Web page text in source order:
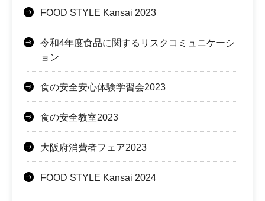
FOOD STYLE Kansai 2023
令和4年度食品に関するリスクコミュニケーシ
ョン
食の安全安心体験学習会2023
食の安全教室2023
大阪府消費者フェア2023
FOOD STYLE Kansai 2024